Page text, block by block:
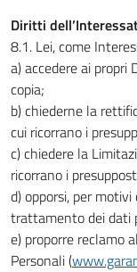
Diritti
8.1. Lei, come
a) accedere ai
copia;
b) chiederne la
cui ricorrano i
c) chiedere la
ricorrano i
d) opporsi, per
trattamento dei dati
e) proporre reclamo
Personali (